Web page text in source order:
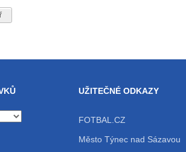
UŽITEČNÉ ODKAZY
FOTBAL.CZ
Město Týnec nad Sázavou